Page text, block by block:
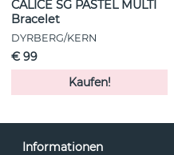
CALICE SG PASTEL MULTI
Bracelet
DYRBERG/KERN
€ 99
Kaufen!
Informationen